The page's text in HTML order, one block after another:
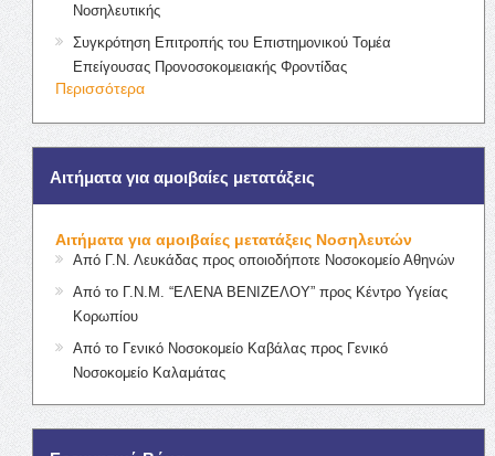
Νοσηλευτικής
Συγκρότηση Επιτροπής του Επιστημονικού Τομέα
Επείγουσας Προνοσοκομειακής Φροντίδας
Περισσότερα
Αιτήματα για αμοιβαίες μετατάξεις
Αιτήματα για αμοιβαίες μετατάξεις Νοσηλευτών
Από Γ.Ν. Λευκάδας προς οποιοδήποτε Νοσοκομείο Αθηνών
Από το Γ.Ν.Μ. “ΕΛΕΝΑ ΒΕΝΙΖΕΛΟΥ” προς Κέντρο Υγείας
Κορωπίου
Από το Γενικό Νοσοκομείο Καβάλας προς Γενικό
Νοσοκομείο Καλαμάτας